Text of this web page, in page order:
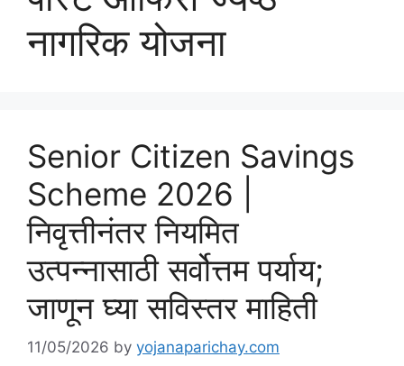
नागरिक योजना
Senior Citizen Savings
Scheme 2026 |
निवृत्तीनंतर नियमित
उत्पन्नासाठी सर्वोत्तम पर्याय;
जाणून घ्या सविस्तर माहिती
11/05/2026 by yojanaparichay.com